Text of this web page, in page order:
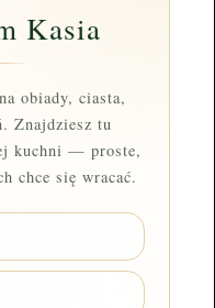
Kasia
obiady, ciasta,
Znajdziesz tu
kuchni — proste,
chce się wracać.